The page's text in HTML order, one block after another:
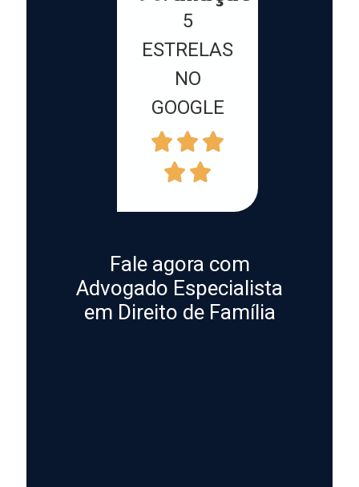
5
ESTRELAS
NO
GOOGLE
Fale agora com
Advogado Especialista
em Direito de Família